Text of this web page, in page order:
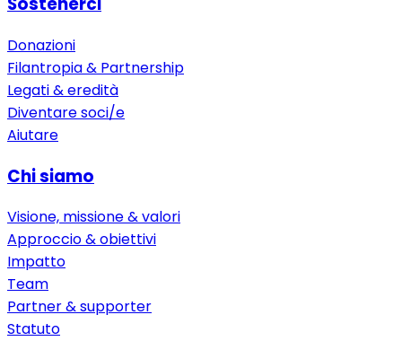
Donazioni
Filantropia & Partnership
Legati & eredità
Diventare soci/e
Aiutare
Chi siamo
Visione, missione & valori
Approccio & obiettivi
Impatto
Team
Partner & supporter
Statuto